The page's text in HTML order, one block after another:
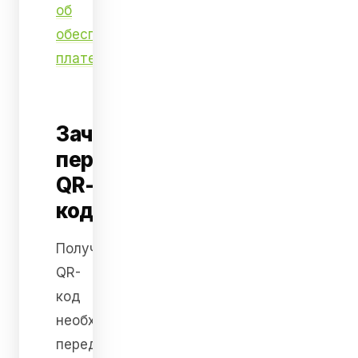
об
обеспечительном
платеже
Зачем
перевозчику
QR-
код
Полученный
QR-
код
необходимо
передать